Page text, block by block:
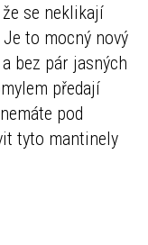
se neklikají
to mocný nový
bez pár jasných
předají
pod
tyto mantinely